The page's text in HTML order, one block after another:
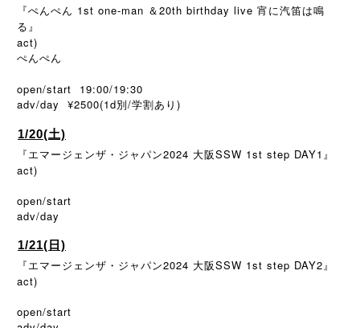
『ぺんぺん 1st one-man ＆20th birthday live 宵に汽笛は鳴
る』
act)
ぺんぺん
open/start 19:00/19:30
adv/day ¥2500(1d別 /学割あり )
1/20(土)
『エマージェンザ・ジャパン2024 大阪SSW 1st step DAY1 』
act)
open/start
adv/day
1/21(日)
『エマージェンザ・ジャパン2024 大阪SSW 1st step DAY2』
act)
open/start